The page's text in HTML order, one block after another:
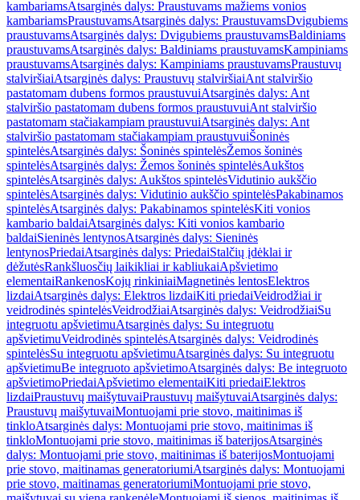
kambariamsAtsarginės dalys: Praustuvams mažiems vonios
kambariamsPraustuvamsAtsarginės dalys: PraustuvamsDvigubiems
praustuvamsAtsarginės dalys: Dvigubiems praustuvamsBaldiniams
praustuvamsAtsarginės dalys: Baldiniams praustuvamsKampiniams
praustuvamsAtsarginės dalys: Kampiniams praustuvamsPraustuvų
stalviršiaiAtsarginės dalys: Praustuvų stalviršiaiAnt stalviršio
pastatomam dubens formos praustuvuiAtsarginės dalys: Ant
stalviršio pastatomam dubens formos praustuvuiAnt stalviršio
pastatomam stačiakampiam praustuvuiAtsarginės dalys: Ant
stalviršio pastatomam stačiakampiam praustuvuiŠoninės
spintelėsAtsarginės dalys: Šoninės spintelėsŽemos šoninės
spintelėsAtsarginės dalys: Žemos šoninės spintelėsAukštos
spintelėsAtsarginės dalys: Aukštos spintelėsVidutinio aukščio
spintelėsAtsarginės dalys: Vidutinio aukščio spintelėsPakabinamos
spintelėsAtsarginės dalys: Pakabinamos spintelėsKiti vonios
kambario baldaiAtsarginės dalys: Kiti vonios kambario
baldaiSieninės lentynosAtsarginės dalys: Sieninės
lentynosPriedaiAtsarginės dalys: PriedaiStalčių įdėklai ir
dėžutėsRankšluosčių laikikliai ir kabliukaiApšvietimo
elementaiRankenosKojų rinkiniaiMagnetinės lentosElektros
lizdaiAtsarginės dalys: Elektros lizdaiKiti priedaiVeidrodžiai ir
veidrodinės spintelėsVeidrodžiaiAtsarginės dalys: VeidrodžiaiSu
integruotu apšvietimuAtsarginės dalys: Su integruotu
apšvietimuVeidrodinės spintelėsAtsarginės dalys: Veidrodinės
spintelėsSu integruotu apšvietimuAtsarginės dalys: Su integruotu
apšvietimuBe integruoto apšvietimoAtsarginės dalys: Be integruoto
apšvietimoPriedaiApšvietimo elementaiKiti priedaiElektros
lizdaiPraustuvų maišytuvaiPraustuvų maišytuvaiAtsarginės dalys:
Praustuvų maišytuvaiMontuojami prie stovo, maitinimas iš
tinkloAtsarginės dalys: Montuojami prie stovo, maitinimas iš
tinkloMontuojami prie stovo, maitinimas iš baterijosAtsarginės
dalys: Montuojami prie stovo, maitinimas iš baterijosMontuojami
prie stovo, maitinamas generatoriumiAtsarginės dalys: Montuojami
prie stovo, maitinamas generatoriumiMontuojami prie stovo,